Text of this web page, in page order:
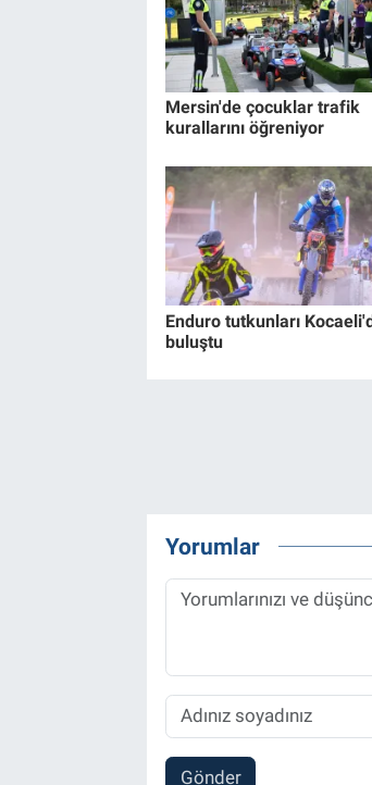
Mersin'de çocuklar trafik
kurallarını öğreniyor
Enduro tutkunları
buluştu
Yorumlar
Gönder